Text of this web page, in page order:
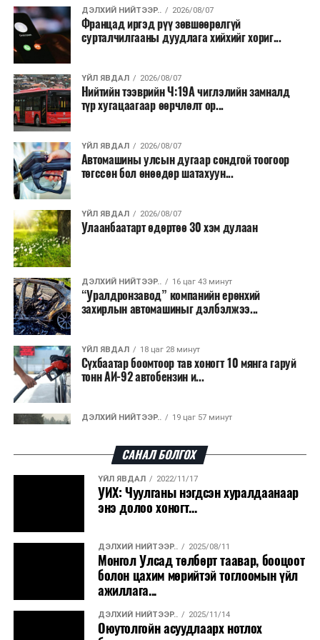
ДЭЛХИЙ НИЙТЭЭР.. 2026/08/07
Францад иргэд рүү зөвшөөрөлгүй
сурталчилгааны дуудлага хийхийг хориг...
ҮЙЛ ЯВДАЛ 2026/08/07
Нийтийн тээврийн Ч:19А чиглэлийн замналд
түр хугацаагаар өөрчлөлт ор...
ҮЙЛ ЯВДАЛ 2026/08/07
Автомашины улсын дугаар сондгой тоогоор
төгссөн бол өнөөдөр шатахуун...
ҮЙЛ ЯВДАЛ 2026/08/07
Улаанбаатарт өдөртөө 30 хэм дулаан
ДЭЛХИЙ НИЙТЭЭР.. 16 цаг 43 минут
“Уралдронзавод” компанийн ерөнхий
захирлын автомашиныг дэлбэлжээ...
ҮЙЛ ЯВДАЛ 18 цаг 28 минут
Сүхбаатар боомтоор тав хоногт 10 мянга гаруй
тонн АИ-92 автобензин и...
ДЭЛХИЙ НИЙТЭЭР.. 19 цаг 57 минут
хяналтад авах ажил ахицтай байн...
ДЭЛХИЙ НИЙТЭЭР..
АНУ, Иран Ормузын хоолойг нээх тохиролцоонд
ойртож байна
ХЭН ЮУ ХЭЛЭВ... 20 цаг 41 минут
АНУ-д урьдчилсан сонгуулийн дараах
өрсөлдөөн ширүүсэв
ҮЙЛ ЯВДАЛ
Эм, вакцины нэгдсэн худалдан авалтаар 3.15
САНАЛ БОЛГОХ
ҮЙЛ ЯВДАЛ 2022/11/17
УИХ: Чуулганы нэгдсэн хуралдаанаар
энэ долоо хоногт...
ДЭЛХИЙ НИЙТЭЭР.. 2025/08/11
Монгол Улсад төлбөрт таавар, бооцоот
болон цахим мөрийтэй тоглоомын үйл
ажиллага...
ДЭЛХИЙ НИЙТЭЭР.. 2025/11/14
Оюутолгойн асуудлаарх нотлох